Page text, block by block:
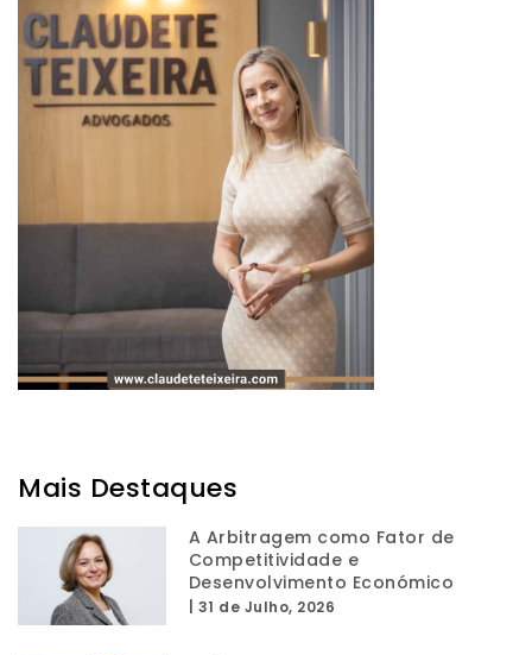
Mais Destaques
A Arbitragem como Fator de
Competitividade e
Desenvolvimento Económico
31 de Julho, 2026